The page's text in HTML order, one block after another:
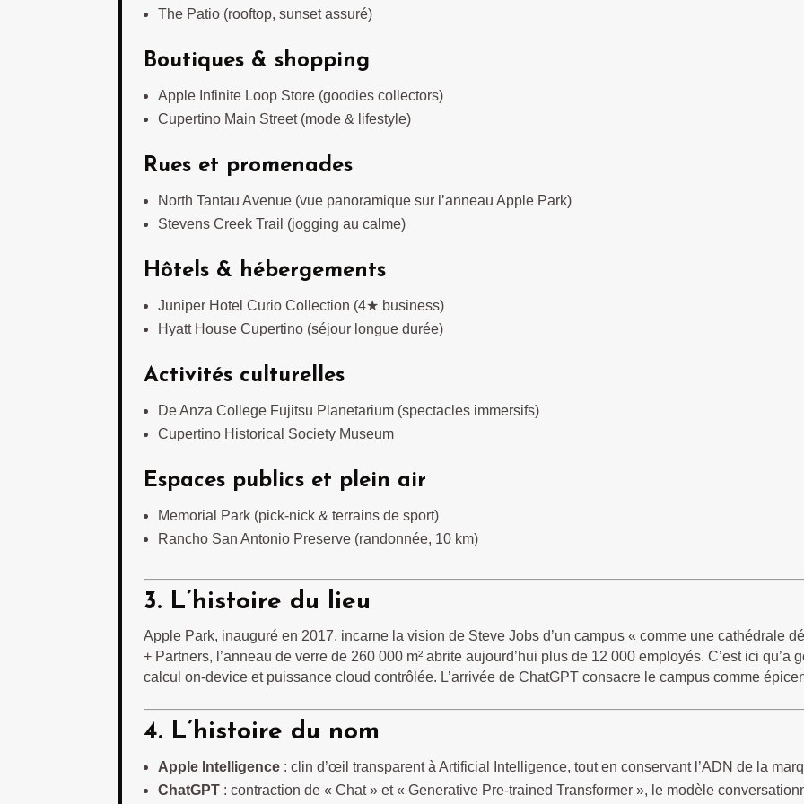
The Patio (rooftop, sunset assuré)
Boutiques & shopping
Apple Infinite Loop Store (goodies collectors)
Cupertino Main Street (mode & lifestyle)
Rues et promenades
North Tantau Avenue (vue panoramique sur l’anneau Apple Park)
Stevens Creek Trail (jogging au calme)
Hôtels & hébergements
Juniper Hotel Curio Collection (4★ business)
Hyatt House Cupertino (séjour longue durée)
Activités culturelles
De Anza College Fujitsu Planetarium (spectacles immersifs)
Cupertino Historical Society Museum
Espaces publics et plein air
Memorial Park (pick-nick & terrains de sport)
Rancho San Antonio Preserve (randonnée, 10 km)
3. L’histoire du lieu
Apple Park, inauguré en 2017, incarne la vision de Steve Jobs d’un campus « comme une cathédrale
+ Partners, l’anneau de verre de 260 000 m² abrite aujourd’hui plus de 12 000 employés. C’est ici qu’a
calcul on-device et puissance cloud contrôlée. L’arrivée de ChatGPT consacre le campus comme
4. L’histoire du nom
Apple Intelligence : clin d’œil transparent à Artificial Intelligence, tout en conservant l’ADN de la
ChatGPT : contraction de « Chat » et « Generative Pre-trained Transformer », le modèle